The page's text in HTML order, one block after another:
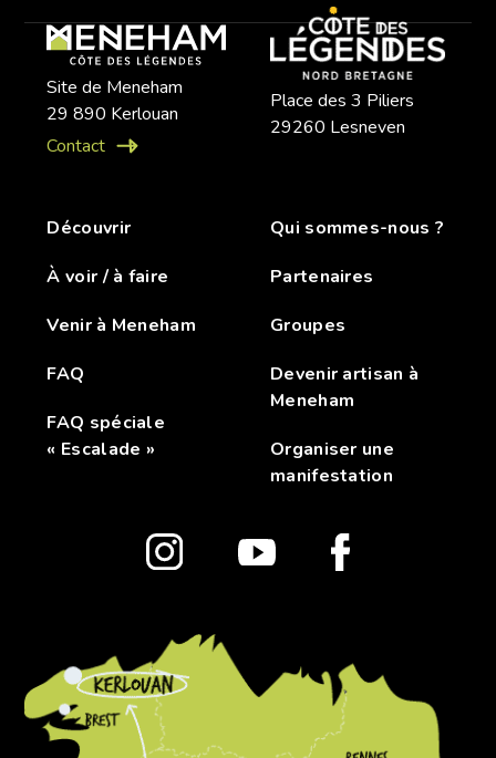
Site de Meneham
29 890 Kerlouan
Contact
Place des 3 Piliers
29260 Lesneven
Découvrir
À voir / à faire
Venir à Meneham
FAQ
FAQ spéciale
« Escalade »
Qui sommes-nous ?
Partenaires
Groupes
Devenir artisan à
Meneham
Organiser une
manifestation